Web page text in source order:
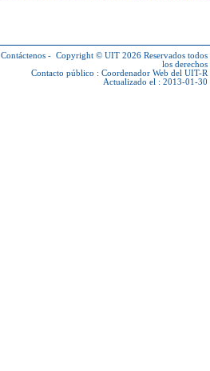
Contáctenos - Copyright © UIT 2026 Reservados todos
los derechos
Contacto público : Coordenador Web del UIT-R
Actualizado el : 2013-01-30